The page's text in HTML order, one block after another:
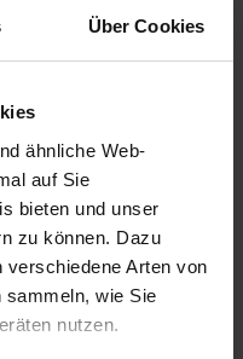
Über Cookies
ähnliche Web-
auf Sie
bieten und unser
zu können. Dazu
verschiedene Arten von
wie Sie
nutzen.